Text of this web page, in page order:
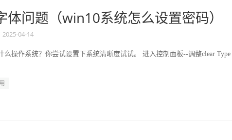
体问题（win10系统怎么设置密码）
2025-04-14
么操作系统？你尝试设置下系统清晰度试试。 进入控制面板--调整clear Type